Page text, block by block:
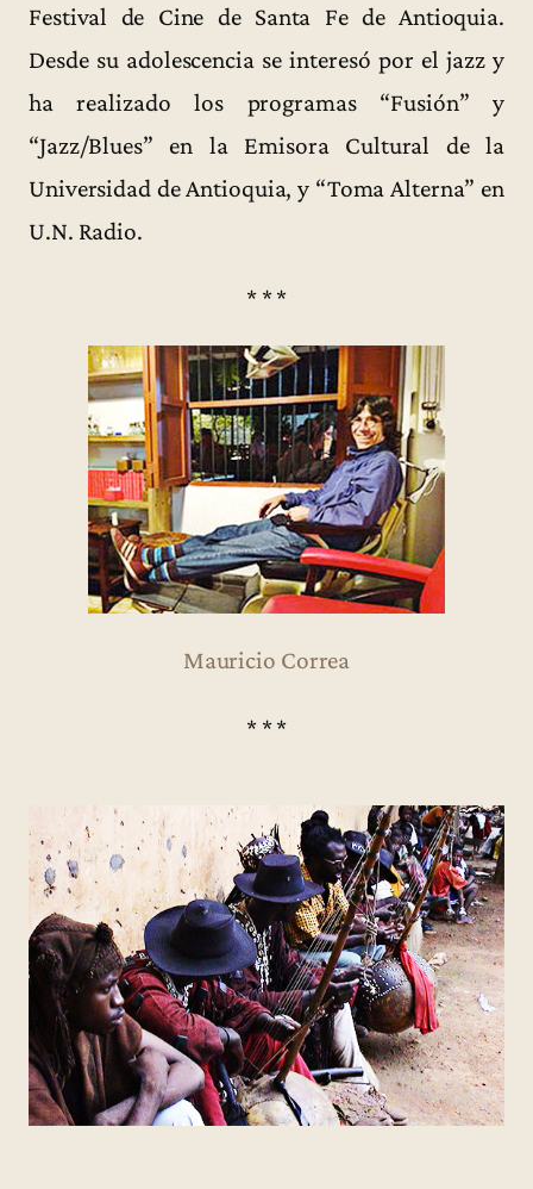
Festival de Cine de Santa Fe de Antioquia.
Desde su adolescencia se interesó por el jazz y
ha realizado los programas “Fusión” y
“Jazz/Blues” en la Emisora Cultural de la
Universidad de Antioquia, y “Toma Alterna” en
U.N. Radio.
* * *
Mauricio Correa
* * *